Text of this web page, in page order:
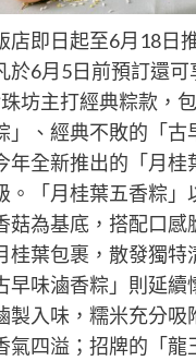
店即日起至6月18日
於6月5日前預訂還
坊主打經典粽款，
」、經典不敗的「古
年全新推出的「月桂
。「月桂葉五香粽」
菇為基底，搭配口感
桂葉包裹，散發獨特
早味滷香粽」則延續
製入味，糯米充分吸
氣四溢；招牌的「龍